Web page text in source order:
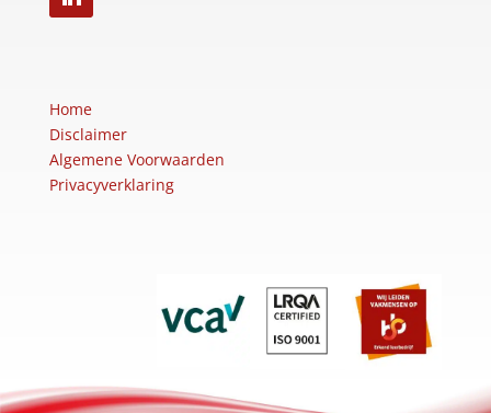
Home
Disclaimer
Algemene Voorwaarden
Privacyverklaring